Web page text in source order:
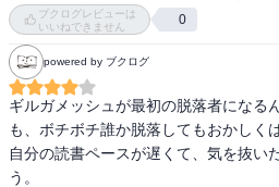
破る戦いとかすごく好き。なんだけど
い！！」って叫びそうになった。SN
いような、しぶとすぎる〜と思っちゃ
SNの彼ならあそこで消滅したんだろう
バーサーカー陣営はずっと仲良しでニ
わいいんだけどここからしんどくなる
が不安。
ブクログレビューは
いいねできません
0
powered by ブクログ
ギルガメッシュが最初の脱落者になる
も、ボチボチ誰か脱落してもおかしく
自分の読書ペースが遅くて、気を抜い
う。